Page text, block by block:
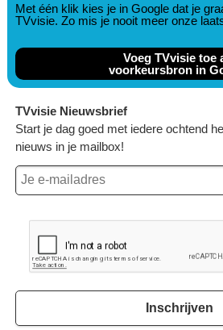
Met één klik kies je in Google dat je
TVvisie. Zo mis je nooit meer onze
Voeg TVvisie toe
voorkeursbron in
TVvisie Nieuwsbrief
Start je dag goed met iedere ochtend
nieuws in je mailbox!
Inschrijven